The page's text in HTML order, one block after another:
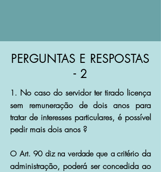
PERGUNTAS E RESPOSTAS
- 2
1. No caso do servidor ter tirado licença
sem remuneração de dois anos para
tratar de interesses particulares, é possível
pedir mais dois anos ?
O Art. 90 diz na verdade que a critério da
administração, poderá ser concedida ao